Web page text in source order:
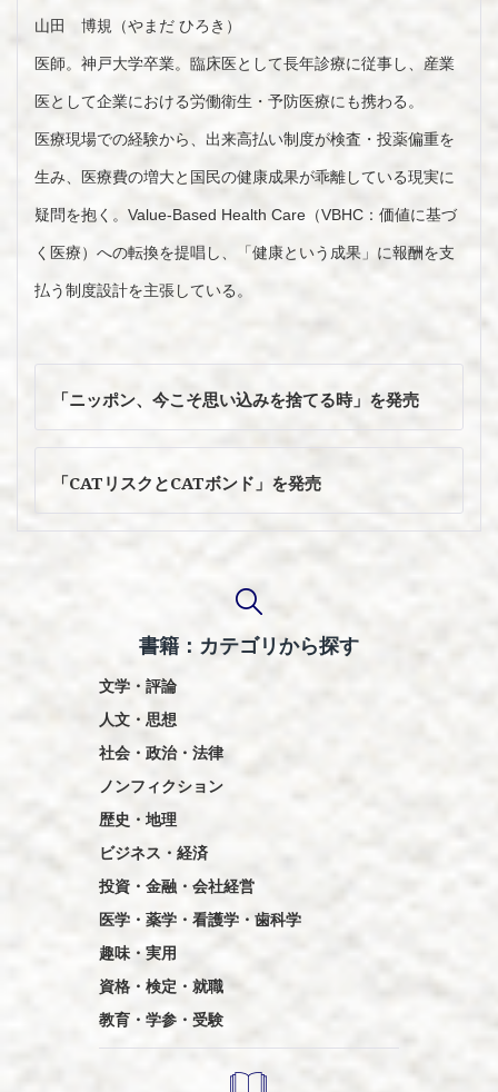
山田 博規（やまだ ひろき）
医師。神戸大学卒業。臨床医として長年診療に従事し、産業
医として企業における労働衛生・予防医療にも携わる。
医療現場での経験から、出来高払い制度が検査・投薬偏重を
生み、医療費の増大と国民の健康成果が乖離している現実に
疑問を抱く。Value-Based Health Care（VBHC：価値に基づ
く医療）への転換を提唱し、「健康という成果」に報酬を支
払う制度設計を主張している。
投
ナ
シ
「ニッポン、今こそ思い込みを捨てる時」を発売
「CATリスクとCATボンド」を発売
書籍：カテゴリから探す
文学・評論
人文・思想
社会・政治・法律
ノンフィクション
歴史・地理
ビジネス・経済
投資・金融・会社経営
医学・薬学・看護学・歯科学
趣味・実用
資格・検定・就職
教育・学参・受験